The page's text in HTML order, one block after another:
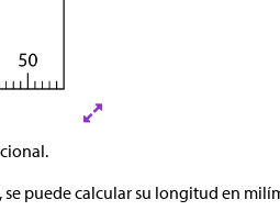
puede calcular su longitud en